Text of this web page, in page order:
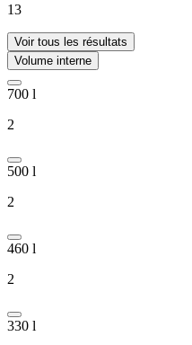
13
Voir tous les résultats
Volume interne
700 l
2
500 l
2
460 l
2
330 l